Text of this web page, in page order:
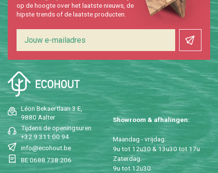
Léon Be­kaert­laan 3 E,
9880 Aal­ter
Tij­dens de ope­nings­uren
+32 9 311 00 94
info@​ecohout.​be
BE 0688 738 206
Show­room & af­ha­lin­gen:
Maan­dag - vrij­dag:
9u tot 12u30 & 13u30 tot 17u
Za­ter­dag:
9u tot 12u30
op de hoog­te over het laat­ste nieuws, de
hip­s­te trends of de laat­ste pro­duc­ten.